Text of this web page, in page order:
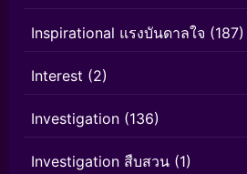
Inspirational แรงบันดาลใจ (187)
Interest (2)
Investigation (136)
Investigation สืบสวน (1)